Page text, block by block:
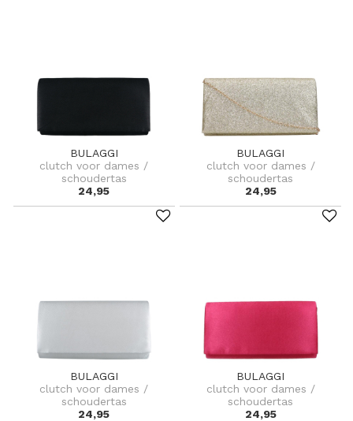
BULAGGI
clutch voor dames /
schoudertas
24,95
BULAGGI
clutch voor dames /
schoudertas
24,95
BULAGGI
clutch voor dames /
schoudertas
24,95
BULAGGI
clutch voor dames /
schoudertas
24,95